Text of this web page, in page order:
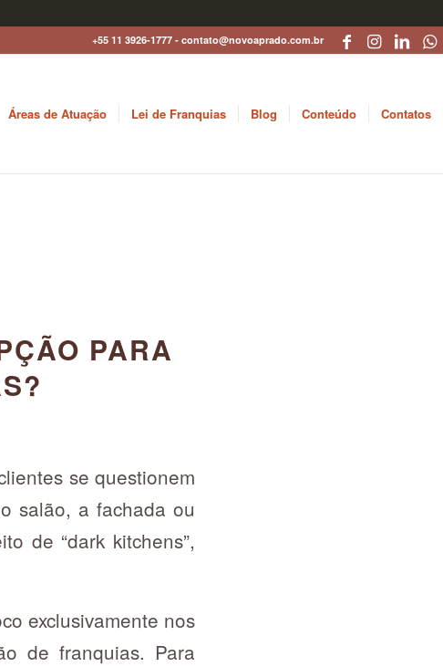
+55 11 3926-1777 - contato@novoaprado.com.br
Áreas de Atuação Lei de Franquias Blog Conteúdo Contatos
PARA
se questionem
salão, a fachada ou
de “dark kitchens”,
exclusivamente nos
de franquias. Para